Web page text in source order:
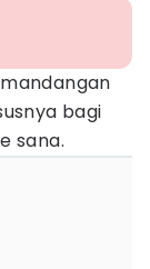
bagi
sana.